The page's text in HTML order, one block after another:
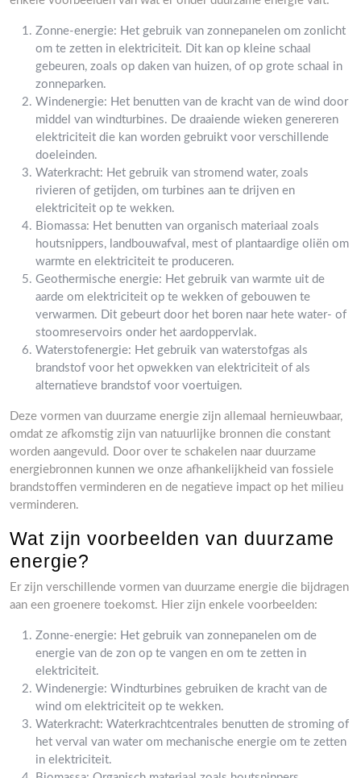
Zonne-energie: Het gebruik van zonnepanelen om zonlicht
om te zetten in elektriciteit. Dit kan op kleine schaal
gebeuren, zoals op daken van huizen, of op grote schaal in
zonneparken.
Windenergie: Het benutten van de kracht van de wind door
middel van windturbines. De draaiende wieken genereren
elektriciteit die kan worden gebruikt voor verschillende
doeleinden.
Waterkracht: Het gebruik van stromend water, zoals
rivieren of getijden, om turbines aan te drijven en
elektriciteit op te wekken.
Biomassa: Het benutten van organisch materiaal zoals
houtsnippers, landbouwafval, mest of plantaardige oliën om
warmte en elektriciteit te produceren.
Geothermische energie: Het gebruik van warmte uit de
aarde om elektriciteit op te wekken of gebouwen te
verwarmen. Dit gebeurt door het boren naar hete water- of
stoomreservoirs onder het aardoppervlak.
Waterstofenergie: Het gebruik van waterstofgas als
brandstof voor het opwekken van elektriciteit of als
alternatieve brandstof voor voertuigen.
Deze vormen van duurzame energie zijn allemaal hernieuwbaar,
omdat ze afkomstig zijn van natuurlijke bronnen die constant
worden aangevuld. Door over te schakelen naar duurzame
energiebronnen kunnen we onze afhankelijkheid van fossiele
brandstoffen verminderen en de negatieve impact op het milieu
verminderen.
Wat zijn voorbeelden van duurzame
energie?
Er zijn verschillende vormen van duurzame energie die bijdragen
aan een groenere toekomst. Hier zijn enkele voorbeelden:
Zonne-energie: Het gebruik van zonnepanelen om de
energie van de zon op te vangen en om te zetten in
elektriciteit.
Windenergie: Windturbines gebruiken de kracht van de
wind om elektriciteit op te wekken.
Waterkracht: Waterkrachtcentrales benutten de stroming of
het verval van water om mechanische energie om te zetten
in elektriciteit.